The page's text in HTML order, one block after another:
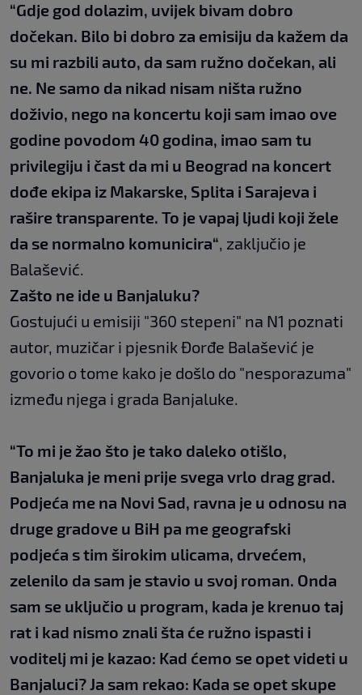
“Gdje god dolazim, uvijek bivam dobro
dočekan. Bilo bi dobro za emisiju da kažem da
su mi razbili auto, da sam ružno dočekan, ali
ne. Ne samo da nikad nisam ništa ružno
doživio, nego na koncertu koji sam imao ove
godine povodom 40 godina, imao sam tu
privilegiju i čast da mi u Beograd na koncert
dođe ekipa iz Makarske, Splita i Sarajeva i
rašire transparente. To je vapaj ljudi koji žele
da se normalno komunicira“, zaključio je
Balašević.
Zašto ne ide u Banjaluku?
Gostujući u emisiji "360 stepeni" na N1 poznati
autor, muzičar i pjesnik Đorđe Balašević je
govorio o tome kako je došlo do "nesporazuma"
između njega i grada Banjaluke.
“To mi je žao što je tako daleko otišlo,
Banjaluka je meni prije svega vrlo drag grad.
Podjeća me na Novi Sad, ravna je u odnosu na
druge gradove u BiH pa me geografski
podjeća s tim širokim ulicama, drvećem,
zelenilo da sam je stavio u svoj roman. Onda
sam se uključio u program, kada je krenuo taj
rat i kad nismo znali šta će ružno ispasti i
voditelj mi je kazao: Kad ćemo se opet videti u
Banjaluci? Ja sam rekao: Kada se opet skupe